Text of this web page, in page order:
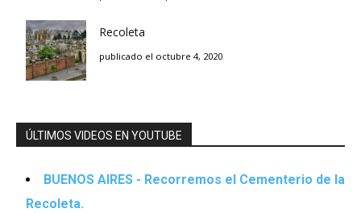
Recoleta
publicado el octubre 4, 2020
ÚLTIMOS VIDEOS EN YOUTUBE
BUENOS AIRES - Recorremos el Cementerio de la
Recoleta.